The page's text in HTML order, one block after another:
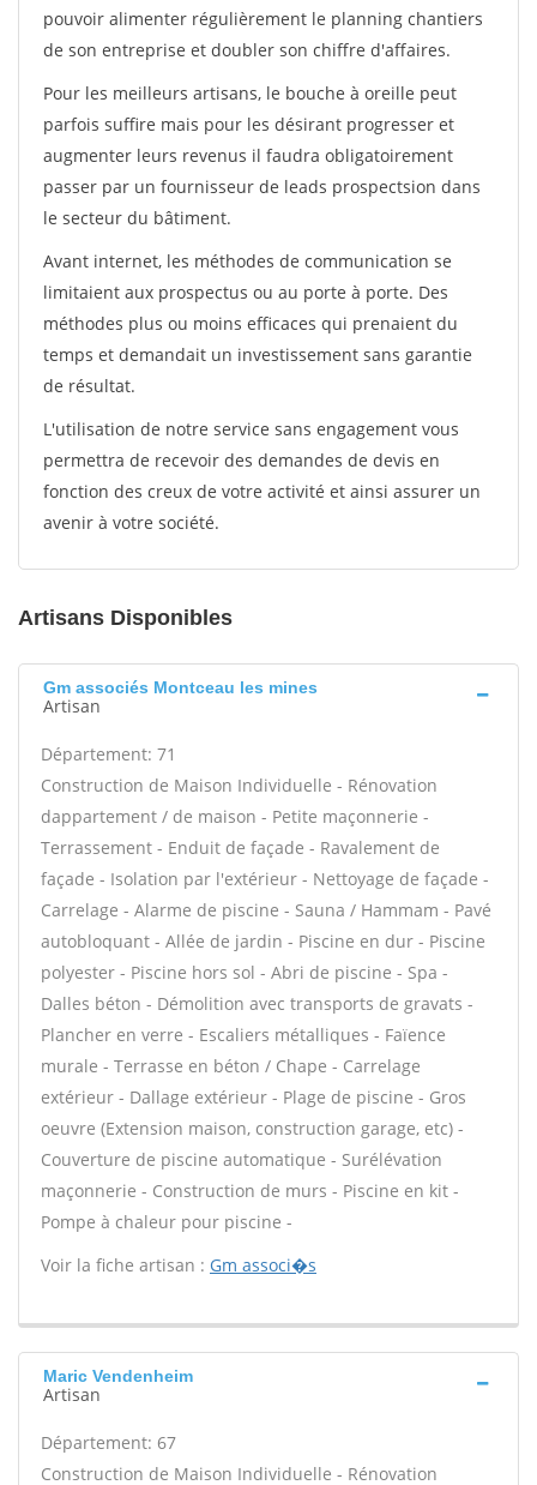
pouvoir alimenter régulièrement le planning chantiers
de son entreprise et doubler son chiffre d'affaires.
Pour les meilleurs artisans, le bouche à oreille peut
parfois suffire mais pour les désirant progresser et
augmenter leurs revenus il faudra obligatoirement
passer par un fournisseur de leads prospectsion dans
le secteur du bâtiment.
Avant internet, les méthodes de communication se
limitaient aux prospectus ou au porte à porte. Des
méthodes plus ou moins efficaces qui prenaient du
temps et demandait un investissement sans garantie
de résultat.
L'utilisation de notre service sans engagement vous
permettra de recevoir des demandes de devis en
fonction des creux de votre activité et ainsi assurer un
avenir à votre société.
Artisans Disponibles
Gm associés Montceau les mines
Artisan
Département: 71
Construction de Maison Individuelle - Rénovation
dappartement / de maison - Petite maçonnerie -
Terrassement - Enduit de façade - Ravalement de
façade - Isolation par l'extérieur - Nettoyage de façade -
Carrelage - Alarme de piscine - Sauna / Hammam - Pavé
autobloquant - Allée de jardin - Piscine en dur - Piscine
polyester - Piscine hors sol - Abri de piscine - Spa -
Dalles béton - Démolition avec transports de gravats -
Plancher en verre - Escaliers métalliques - Faïence
murale - Terrasse en béton / Chape - Carrelage
extérieur - Dallage extérieur - Plage de piscine - Gros
oeuvre (Extension maison, construction garage, etc) -
Couverture de piscine automatique - Surélévation
maçonnerie - Construction de murs - Piscine en kit -
Pompe à chaleur pour piscine -
Voir la fiche artisan : Gm associ�s
Maric Vendenheim
Artisan
Département: 67
Construction de Maison Individuelle - Rénovation